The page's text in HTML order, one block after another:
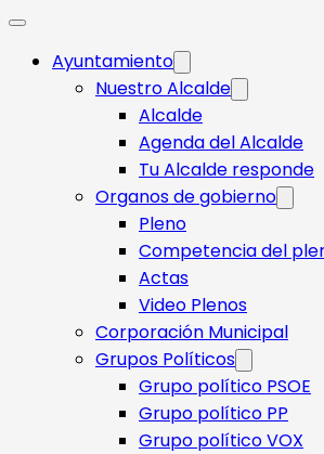
Ayuntamiento
Nuestro Alcalde
Alcalde
Agenda del Alcalde
Tu Alcalde responde​
Organos de gobierno
Pleno
Competencia del
Actas
Video Plenos
Corporación Municipal
Grupos Políticos
Grupo político PSOE
Grupo político PP
Grupo político VOX